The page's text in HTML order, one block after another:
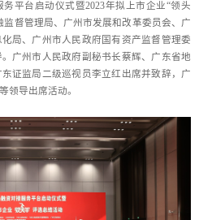
平台启动仪式暨2023年拟上市企业“领头
督管理局、广州市发展和改革委员会、广
局、广州市人民政府国有资产监督管理委
广州市人民政府副秘书长蔡辉、广东省地
证监局二级巡视员李立红出席并致辞，广
领导出席活动。